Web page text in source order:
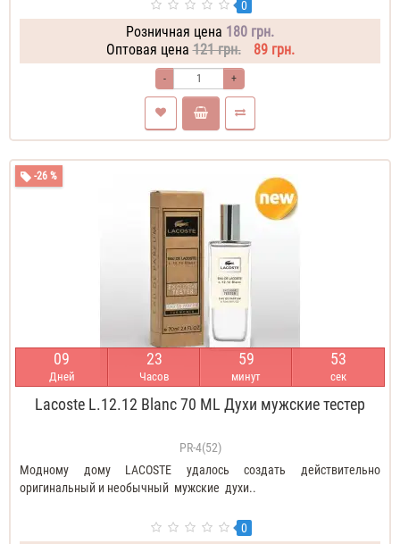
0
Розничная цена 180 грн.
Оптовая цена 121 грн. 89 грн.
- +
-26 %
09
Дней
23
Часов
59
минут
52
сек
Lacoste L.12.12 Blanc 70 ML Духи мужские тестер
PR-4(52)
Модному дому LACOSTE удалось создать действительно
оригинальный и необычный мужские духи..
0